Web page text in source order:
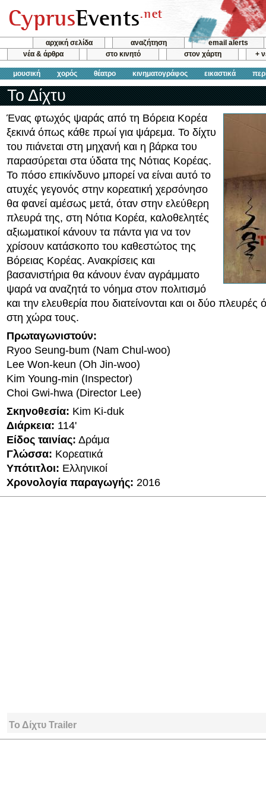
αρχική σελίδα αναζήτηση
email alerts
νέα & άρθρα
στο κινητό στον χάρτη +
μουσική χορός θέατρο κινηματογράφος εικαστικά
Το Δίχτυ
Ένας φτωχός ψαράς από τη Βόρεια Κορέα
ξεκινά όπως κάθε πρωί για ψάρεμα. Το δίχτυ
του πιάνεται στη μηχανή και η βάρκα του
παρασύρεται στα ύδατα της Νότιας Κορέας.
Το πόσο επικίνδυνο μπορεί να είναι αυτό το
ατυχές γεγονός στην κορεατική χερσόνησο
θα φανεί αμέσως μετά, όταν στην ελεύθερη
πλευρά της, στη Νότια Κορέα, καλοθελητές
αξιωματικοί κάνουν τα πάντα για να τον
χρίσουν κατάσκοπο του καθεστώτος της
Βόρειας Κορέας. Ανακρίσεις και
βασανιστήρια θα κάνουν έναν αγράμματο
ψαρά να αναζητά το νόημα στον πολιτισμό
και την ελευθερία που διατείνονται και οι δύο πλευρές
στη χώρα τους.
Πρωταγωνιστούν:
Ryoo Seung-bum (Nam Chul-woo)
Lee Won-keun (Oh Jin-woo)
Kim Young-min (Inspector)
Choi Gwi-hwa (Director Lee)
Σκηνοθεσία: Kim Ki-duk
Διάρκεια: 114'
Είδος ταινίας: Δράμα
Γλώσσα: Κορεατικά
Υπότιτλοι: Ελληνικοί
Χρονολογία παραγωγής: 2016
Το Δίχτυ Trailer